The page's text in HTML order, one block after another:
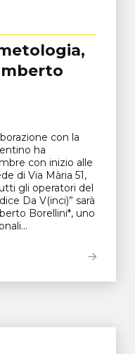
con la
ha
con inizio alle
di Via Mària 51,
gli operatori del
Da V(inci)” sarà
Borellini*, uno